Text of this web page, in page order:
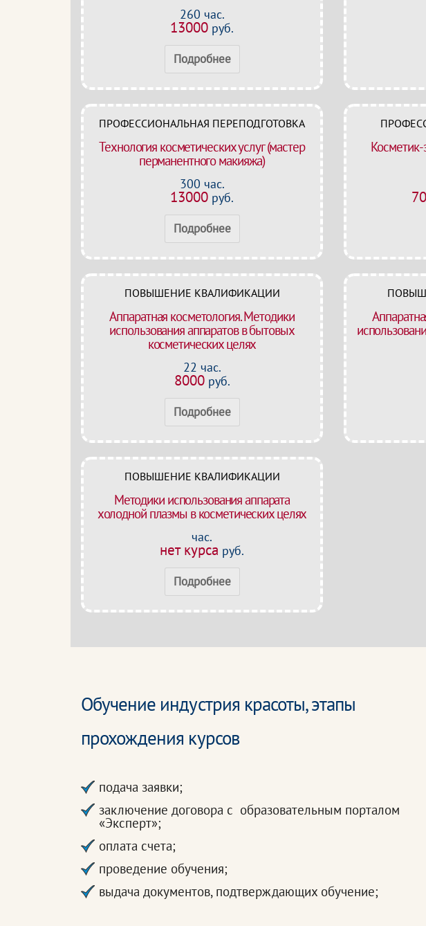
260 час.
13000 руб.
Подробнее
ПРОФЕССИОНАЛЬНАЯ ПЕРЕПОДГОТОВКА
Технология косметических услуг (мастер
перманентного макияжа)
300 час.
13000 руб.
Подробнее
Косметик-
ПОВЫШЕНИЕ КВАЛИФИКАЦИИ
Аппаратная косметология. Методики
использования аппаратов в бытовых
косметических целях
22 час.
8000руб.
Подробнее
ПОВЫШЕНИЕ КВАЛИФИКАЦИИ
Методики использования аппарата
холодной плазмы в косметических целях
час.
нет курса руб.
Подробнее
Обучение индустрия красоты, этапы
прохождения курсов
подача заявки;
заключение договора с образовательным порталом
«Эксперт»;
оплата счета;
проведение обучения;
выдача документов, подтверждающих обучение;